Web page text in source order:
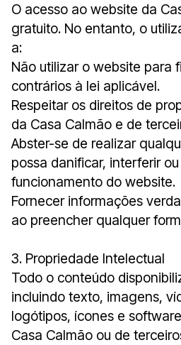
O acesso ao website da
gratuito. No entanto, o
a:
Não utilizar o website para
contrários à lei aplicável.
Respeitar os direitos de
da Casa Calmão e de
Abster-se de realizar
possa danificar, interferir
funcionamento do website.
Fornecer informações
ao preencher qualquer
3. Propriedade Intelectual
Todo o conteúdo
incluindo texto, imagens,
logótipos, ícones e
Casa Calmão ou de